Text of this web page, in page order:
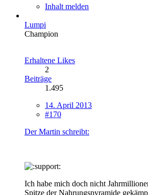
Inhalt melden
Lumpi
Champion
Erhaltene Likes
2
Beiträge
1.495
14. April 2013
#170
Der Martin schreibt:
Ich habe mich doch nicht
Spitze der Nahrungspyramide